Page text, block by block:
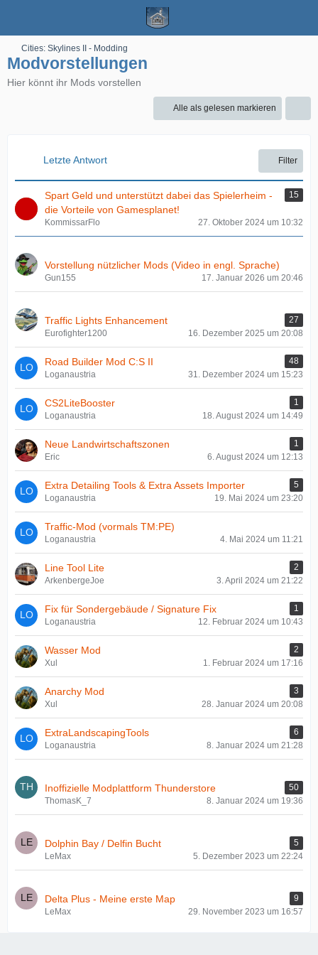
Cities: Skylines II - Modding
Modvorstellungen
Hier könnt ihr Mods vorstellen
Alle als gelesen markieren
Letzte Antwort Filter
Spart Geld und unterstützt dabei das Spielerheim -
die Vorteile von Gamesplanet!
15
KommissarFlo 27. Oktober 2024 um 10:32
Vorstellung nützlicher Mods (Video in engl. Sprache)
Gun155 17. Januar 2026 um 20:46
Traffic Lights Enhancement
27
Eurofighter1200
16. Dezember 2025 um 20:08
Road Builder Mod C:S II
48
Loganaustria
31. Dezember 2024 um 15:23
CS2LiteBooster
1
Loganaustria
18. August 2024 um 14:49
Neue Landwirtschaftszonen
1
Eric
6. August 2024 um 12:13
Extra Detailing Tools & Extra Assets Importer
5
Loganaustria
19. Mai 2024 um 23:20
Traffic-Mod (vormals TM:PE)
Loganaustria 4. Mai 2024 um 11:21
Line Tool Lite
2
ArkenbergeJoe
3. April 2024 um 21:22
Fix für Sondergebäude / Signature Fix
1
Loganaustria
12. Februar 2024 um 10:43
Wasser Mod
2
Xul
1. Februar 2024 um 17:16
Anarchy Mod
3
Xul
28. Januar 2024 um 20:08
ExtraLandscapingTools
6
Loganaustria
8. Januar 2024 um 21:28
Inoffizielle Modplattform Thunderstore
50
ThomasK_7
8. Januar 2024 um 19:36
Dolphin Bay / Delfin Bucht
5
LeMax
5. Dezember 2023 um 22:24
Delta Plus - Meine erste Map
9
LeMax
29. November 2023 um 16:57